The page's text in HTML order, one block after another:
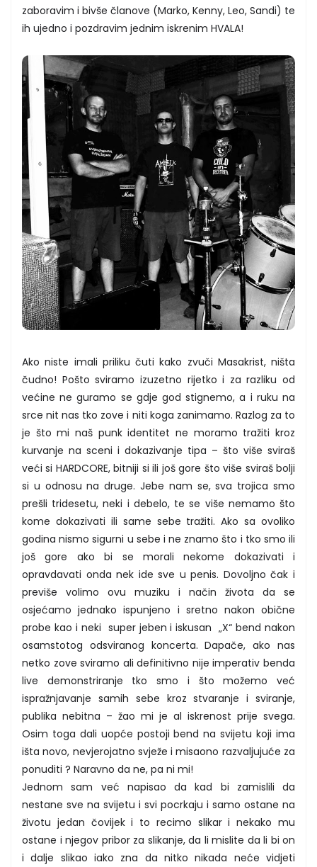
zaboravim i bivše članove (Marko, Kenny, Leo, Sandi) te
ih ujedno i pozdravim jednim iskrenim HVALA!
Ako niste imali priliku čuti kako zvuči Masakrist, ništa
čudno! Pošto sviramo izuzetno rijetko i za razliku od
većine ne guramo se gdje god stignemo, a i ruku na
srce nit nas tko zove i niti koga zanimamo. Razlog za to
je što mi naš punk identitet ne moramo tražiti kroz
kurvanje na sceni i dokazivanje tipa – što više sviraš
veći si HARDCORE, bitniji si ili još gore što više sviraš bolji
si u odnosu na druge. Jebe nam se, sva trojica smo
prešli tridesetu, neki i debelo, te se više nemamo što
kome dokazivati ili same sebe tražiti. Ako sa ovoliko
godina nismo sigurni u sebe i ne znamo što i tko smo ili
još gore ako bi se morali nekome dokazivati i
opravdavati onda nek ide sve u penis. Dovoljno čak i
previše volimo ovu muziku i način života da se
osjećamo jednako ispunjeno i sretno nakon obične
probe kao i neki super jeben i iskusan „X“ bend nakon
osamstotog odsviranog koncerta. Dapače, ako nas
netko zove sviramo ali definitivno nije imperativ benda
live demonstriranje tko smo i što možemo već
ispražnjavanje samih sebe kroz stvaranje i sviranje,
publika nebitna – žao mi je al iskrenost prije svega.
Osim toga dali uopće postoji bend na svijetu koji ima
išta novo, nevjerojatno svježe i misaono razvaljujuće za
ponuditi ? Naravno da ne, pa ni mi!
Jednom sam već napisao da kad bi zamislili da
nestane sve na svijetu i svi pocrkaju i samo ostane na
životu jedan čovijek i to recimo slikar i nekako mu
ostane i njegov pribor za slikanje, da li mislite da li bi on
i dalje slikao iako zna da nitko nikada neće vidjeti